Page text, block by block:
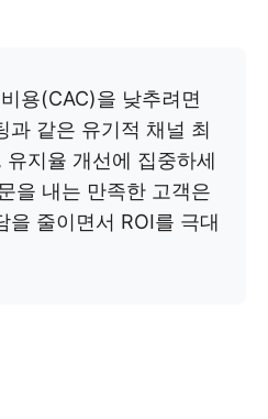
용(CAC)을 낮추려면
과 같은 유기적 채널 최
지율 개선에 집중하세
을 내는 만족한 고객은
을 줄이면서 ROI를 극대